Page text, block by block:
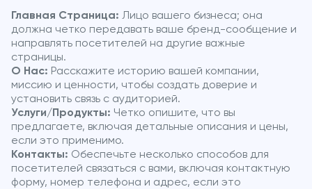
Главная Страница: Лицо вашего бизнеса; она
должна четко передавать ваше бренд-сообщение и
направлять посетителей на другие важные
страницы.
О Нас: Расскажите историю вашей компании,
миссию и ценности, чтобы создать доверие и
установить связь с аудиторией.
Услуги/Продукты: Четко опишите, что вы
предлагаете, включая детальные описания и цены,
если это применимо.
Контакты: Обеспечьте несколько способов для
посетителей связаться с вами, включая контактную
форму, номер телефона и адрес, если это